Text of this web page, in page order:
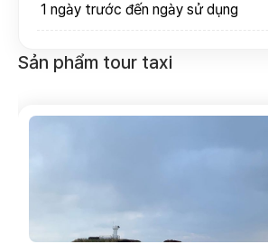
1 ngày trước đến ngày sử dụng
Sản phẩm tour taxi